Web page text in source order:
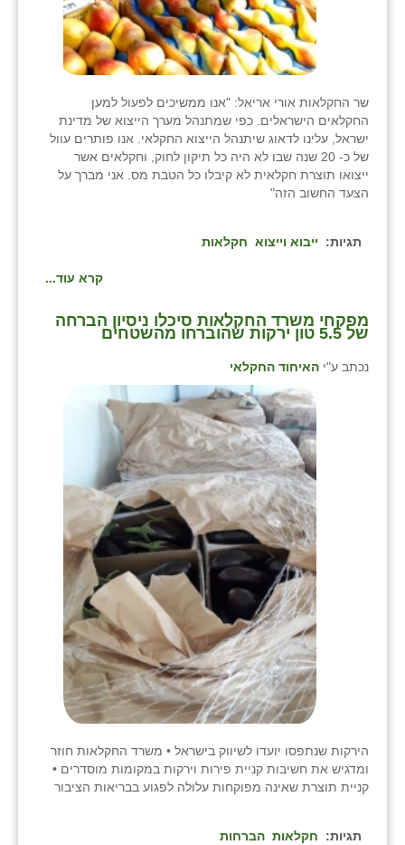
שר החקלאות אורי אריאל: "אנו ממשיכים לפעול למען
החקלאים הישראלים. כפי שמתנהל מערך הייצוא של מדינת
ישראל, עלינו לדאוג שיתנהל הייצוא החקלאי. אנו פותרים עוול
של כ- 20 שנה שבו לא היה כל תיקון לחוק, וחקלאים אשר
ייצואו תוצרת חקלאית לא קיבלו כל הטבת מס. אני מברך על
הצעד החשוב הזה"
תגיות: ייבוא וייצוא חקלאות
קרא עוד...
מפקחי משרד החקלאות סיכלו ניסיון הברחה
של 5.5 טון ירקות שהוברחו מהשטחים
נכתב ע"י האיחוד החקלאי
הירקות שנתפסו יועדו לשיווק בישראל • משרד החקלאות חוזר
ומדגיש את חשיבות קניית פירות וירקות במקומות מוסדרים •
קניית תוצרת שאינה מפוקחות עלולה לפגוע בבריאות הציבור
תגיות: חקלאות הברחות